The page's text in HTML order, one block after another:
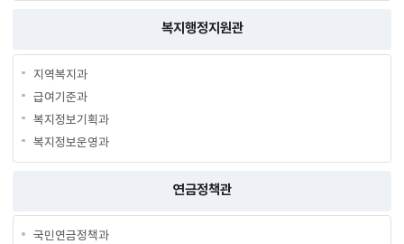
복지행정지원관
지역복지과
급여기준과
복지정보기획과
복지정보운영과
연금정책관
국민연금정책과